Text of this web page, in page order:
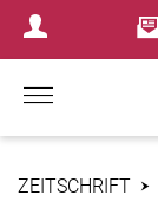
Login Menu
ZEITSCHRIFT